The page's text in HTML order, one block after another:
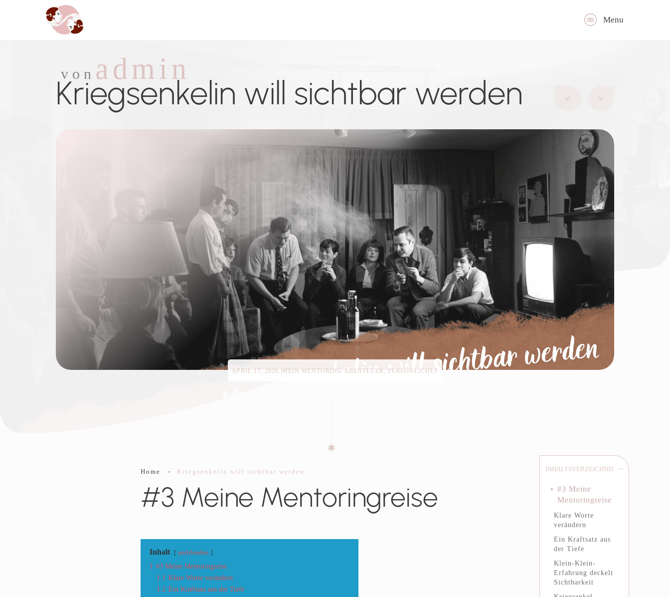
Menu
von admin
Kriegsenkelin will sichtbar werden
APRIL 17, 2026 MEIN MENTORING ABENTEUER, PERSÖNLICHES
INHALTSVERZEICHNIS
#3 Meine
Mentoringreise
Klare Worte
verändern
Ein Kraftsatz aus
der Tiefe
Klein-Klein-
Erfahrung deckelt
Sichtbarkeit
Home - Kriegsenkelin will sichtbar werden
#3 Meine Mentoringreise
Inhalt ausblenden
1 #3 Meine Mentoringreise
1.1 Klare Worte verändern
1.2 Ein Kraftsatz aus der Tiefe